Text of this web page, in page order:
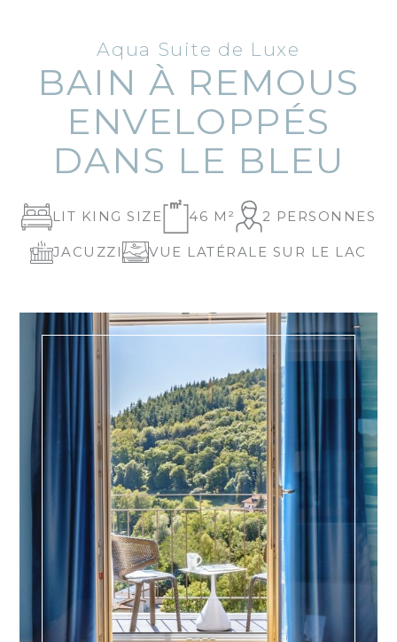
Aqua Suite de Luxe
BAIN À REMOUS
ENVELOPPÉS
DANS LE BLEU
LIT KING SIZE 46 M² 2 PERSONNES
JACUZZI VUE LATÉRALE SUR LE LAC